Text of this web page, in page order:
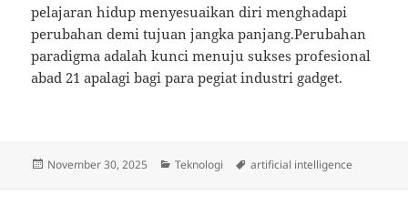
pelajaran hidup menyesuaikan diri menghadapi
perubahan demi tujuan jangka panjang.Perubahan
paradigma adalah kunci menuju sukses profesional
abad 21 apalagi bagi para pegiat industri gadget.
Posted
November 30, 2025 Categories
Teknologi Tags
artificial intelligence